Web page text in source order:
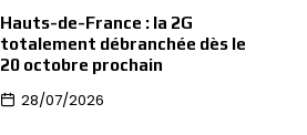
Hauts-de-France : la 2G
totalement débranchée dès le
20 octobre prochain
28/07/2026